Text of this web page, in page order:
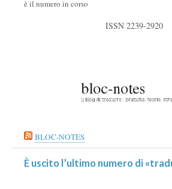
è il numero in corso
ISSN 2239-2920
BLOC-NOTES
È uscito l’ultimo numero di